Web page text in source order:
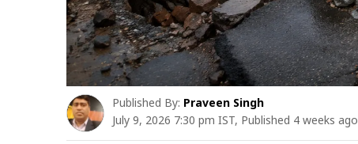
Published By: Praveen Singh
July 9, 2026 7:30 pm IST, Published 4 weeks ago